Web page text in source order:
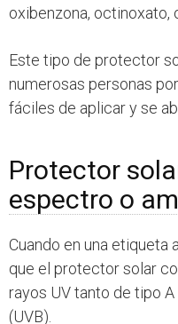
oxibenzona, octinoxato,
Este tipo de protector
numerosas personas
fáciles de aplicar y se
Protector
espectro o
Cuando en una
que el protector solar
rayos UV tanto de tipo
(UVB).